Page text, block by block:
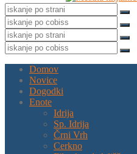
Domov
Novice
Dogodki
Enote
Idrija
Sp. Idrija
Črni Vrh
Cerkno